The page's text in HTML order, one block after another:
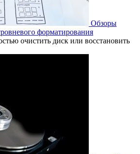
Обзоры
форматирования
очистить диск или восстановить